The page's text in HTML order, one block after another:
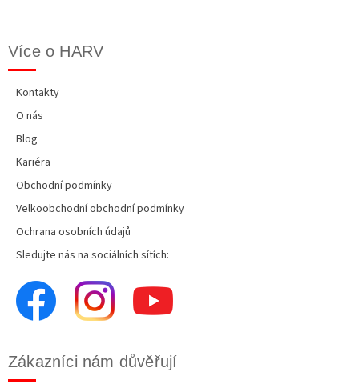
Více o HARV
Kontakty
O nás
Blog
Kariéra
Obchodní podmínky
Velkoobchodní obchodní podmínky
Ochrana osobních údajů
Sledujte nás na sociálních sítích:
Zákazníci nám důvěřují